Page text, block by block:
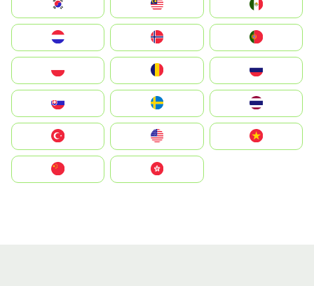
South Korea
United States
中國香港特別行政區